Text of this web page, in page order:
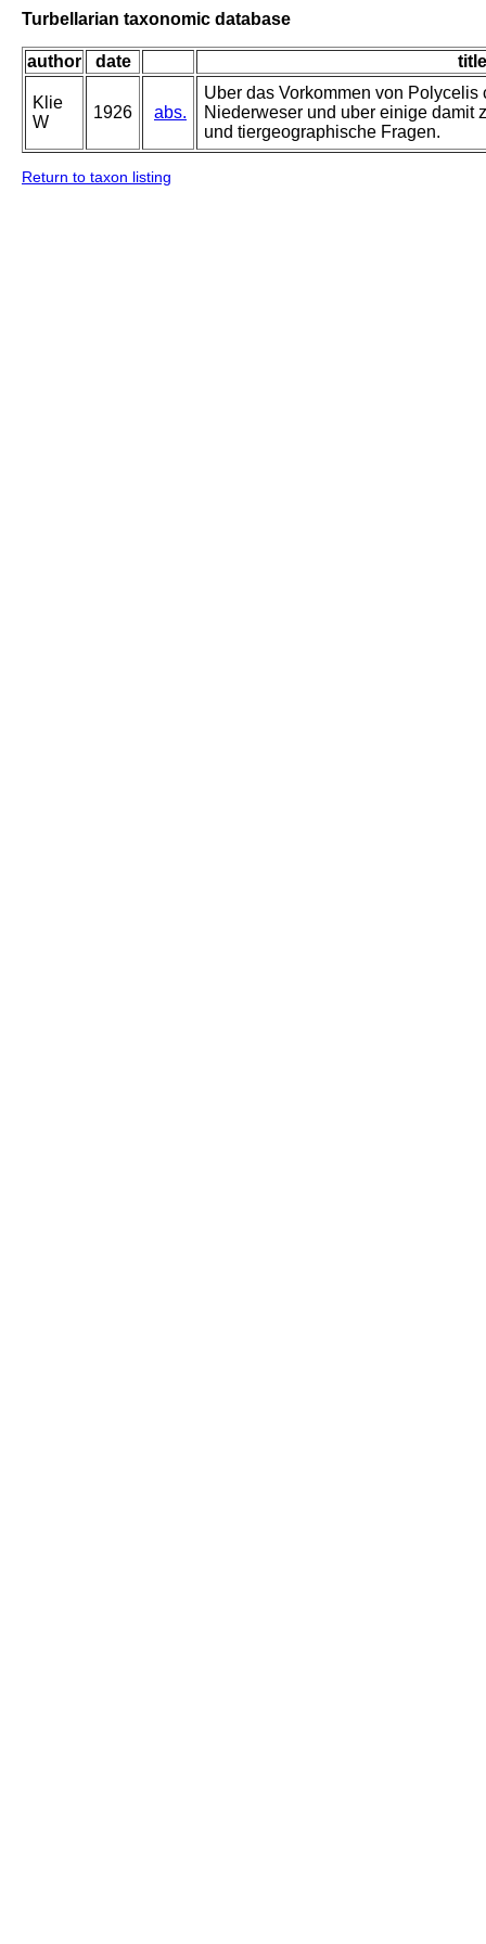
Turbellarian taxonomic database
author date title
Klie
W
1926 abs.
Uber das Vorkommen von Polycelis
Niederweser und uber einige damit
und tiergeographische Fragen.
Return to taxon listing